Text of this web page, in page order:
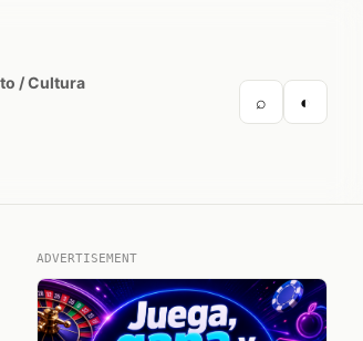
/ Cultura
⌕ ◐
ADVERTISEMENT